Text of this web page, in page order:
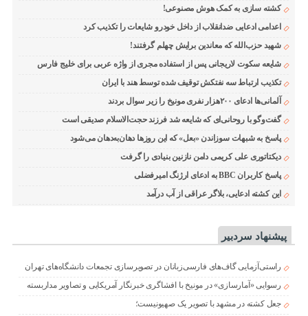
کشته سازی به کمک هوش مصنوعی!
اعدامی ادعایی ضدانقلاب از داخل خودرو شایعات را تکذیب کرد
شهید حزب‌الله که معاندین برایش چهلم گرفتند!
شایعه سکوت لاریجانی پس از استفاده مجری از واژه عربی برای خلیج فارس
تکذیب ارتباط سه نفتکش توقیف شده توسط هند با ایران
آلمانی‌ها ادعای ۲۰۰هزار نفری مونیخ را زیر سوال بردند
گفت‌وگو با روحانی‌ای که شایعه شد فرزند حجت‌الاسلام صدیقی است
پاسخ به شبهات سوزاندن «بعل» که این روزها دهان‌به‌دهان می‌شود
دیکتاتوری علی کریمی دامن نازنین بنیادی را گرفت
پاسخ کاربران BBC به ادعای ارژنگ امیرفضلی
این کشته ادعایی، بلاگر عراقی از آب درآمد
پیشنهاد سردبیر
راستی‌آزمایی گاف‌های فارسی‌زبانان در تصویرسازی تجمعات دانشگاه‌های تهران
رسوایی «آمارسازی» در مونیخ با افشاگری خبرنگار آمریکایی و تصاویر مداربسته
جعل کشته در مشهد با تصویر یک صهیونیست؛